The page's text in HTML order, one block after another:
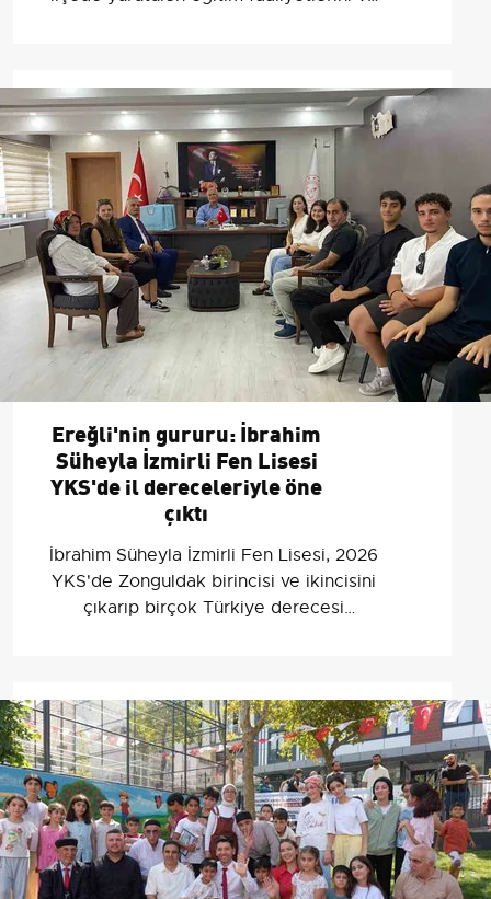
Ereğli'nin gururu: İbrahim
Süheyla İzmirli Fen Lisesi
YKS'de il dereceleriyle öne
çıktı
İbrahim Süheyla İzmirli Fen Lisesi, 2026
YKS'de Zonguldak birincisi ve ikincisini
çıkarıp birçok Türkiye derecesi